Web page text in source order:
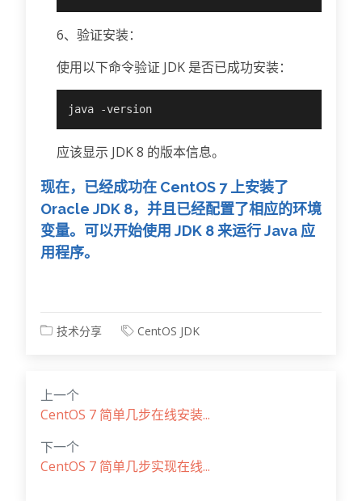
6、验证安装：
使用以下命令验证 JDK 是否已成功安装：
java -version
应该显示 JDK 8 的版本信息。
现在，已经成功在 CentOS 7 上安装了
Oracle JDK 8，并且已经配置了相应的环境
变量。可以开始使用 JDK 8 来运行 Java 应
用程序。
技术分享 CentOS JDK
上一个
CentOS 7 简单几步在线安装...
下一个
CentOS 7 简单几步实现在线...